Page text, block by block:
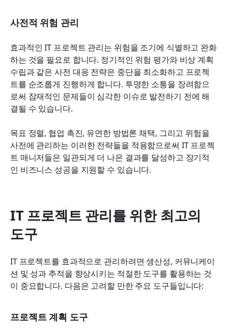
사전적 위험 관리
효과적인 IT 프로젝트 관리는 위험을 조기에 식별하고 완화
하는 것을 필요로 합니다. 정기적인 위험 평가와 비상 계획
수립과 같은 사전 대응 전략은 중단을 최소화하고 프로젝
트를 순조롭게 진행하게 합니다. 투명한 소통을 장려함으
로써 잠재적인 문제들이 심각한 이슈로 발전하기 전에 해
결될 수 있습니다.
목표 정렬, 협업 촉진, 유연한 방법론 채택, 그리고 위험을
사전에 관리하는 이러한 전략들을 적용함으로써 IT 프로젝
트 매니저들은 일관되게 더 나은 결과를 달성하고 장기적
인 비즈니스 성공을 지원할 수 있습니다.
IT 프로젝트 관리를 위한 최고의
도구
IT 프로젝트를 효과적으로 관리하려면 생산성, 커뮤니케이
션 및 성과 추적을 향상시키는 적절한 도구를 활용하는 것
이 중요합니다. 다음은 고려할 만한 주요 도구들입니다:
프로젝트 계획 도구